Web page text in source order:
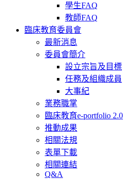
學生FAQ
教師FAQ
臨床教育委員會
最新消息
委員會簡介
設立宗旨及目標
任務及組織成員
大事紀
業務職掌
臨床教育e-portfolio 2.0
推動成果
相關法規
表單下載
相關連結
Q&A